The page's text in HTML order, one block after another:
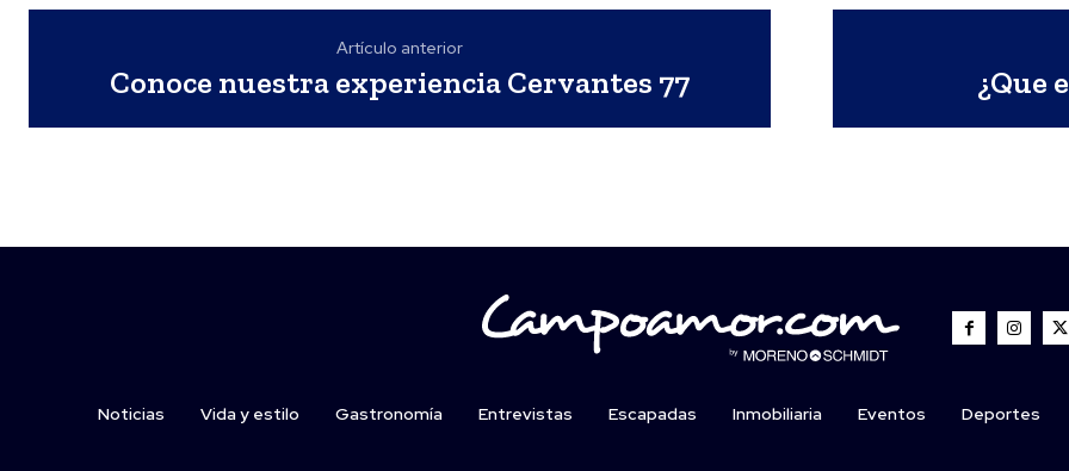
Artículo anterior
Conoce nuestra experiencia Cervantes 77 ¿Que
Noticias Vida y estilo Gastronomía Entrevistas Escapadas Inmobiliaria Eventos Deportes